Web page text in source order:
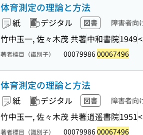
体育測定の理論と方法
紙 デジタル 図書 障害者向
竹中玉一, 佐々木茂 共著中和書院1949
著者標目（識別子） 0007998600067496
体育測定の理論と方法
紙 デジタル 図書 障害者向
竹中玉一, 佐々木茂 共著逍遥書院1951
著者標目（識別子） 0007998600067496